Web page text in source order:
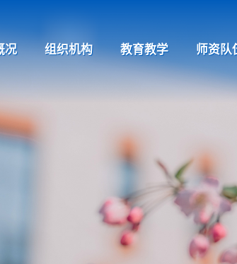
况 组织机构 教育教学 师资队